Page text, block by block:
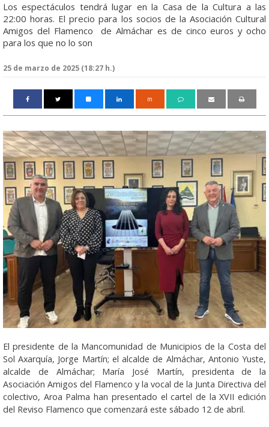
Los espectáculos tendrá lugar en la Casa de la Cultura a las
22:00 horas. El precio para los socios de la Asociación Cultural
Amigos del Flamenco de Almáchar es de cinco euros y ocho
para los que no lo son
25 de marzo de 2025 (18:27 h.)
m
El presidente de la Mancomunidad de Municipios de la Costa del
Sol Axarquía, Jorge Martín; el alcalde de Almáchar, Antonio Yuste,
alcalde de Almáchar; María José Martín, presidenta de la
Asociación Amigos del Flamenco y la vocal de la Junta Directiva del
colectivo, Aroa Palma han presentado el cartel de la XVII edición
del Reviso Flamenco que comenzará este sábado 12 de abril.